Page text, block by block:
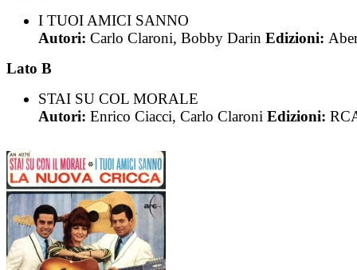
I TUOI AMICI SANNO
Autori: Carlo Claroni, Bobby Darin Edizioni:
Lato B
STAI SU COL MORALE
Autori: Enrico Ciacci, Carlo Claroni Edizioni: